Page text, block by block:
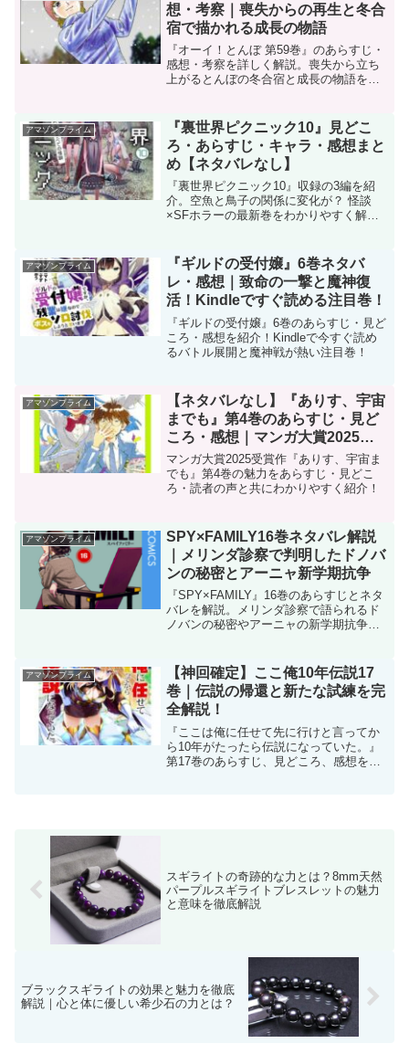
想・考察｜喪失からの再生と冬合
宿で描かれる成長の物語
『オーイ！とんぼ 第59巻』のあらすじ・
感想・考察を詳しく解説。喪失から立ち
上がるとんぼの冬合宿と成長の物語を紹
アマゾンプライム
『裏世界ピクニック10』見どこ
ろ・あらすじ・キャラ・感想まと
め【ネタバレなし】
『裏世界ピクニック10』収録の3編を紹
介。空魚と鳥子の関係に変化が？ 怪談
×SFホラーの最新巻をわかりやすく解
アマゾンプライム
『ギルドの受付嬢』6巻ネタバ
レ・感想｜致命の一撃と魔神復
活！Kindleですぐ読める注目巻！
『ギルドの受付嬢』6巻のあらすじ・見ど
ころ・感想を紹介！Kindleで今すぐ読め
るバトル展開と魔神戦が熱い注目巻！
アマゾンプライム
【ネタバレなし】『ありす、宇宙
までも』第4巻のあらすじ・見ど
ころ・感想｜マンガ大賞2025受
賞作の魅力とは？
マンガ大賞2025受賞作『ありす、宇宙ま
でも』第4巻の魅力をあらすじ・見どこ
ろ・読者の声と共にわかりやすく紹介！
アマゾンプライム
SPY×FAMILY16巻ネタバレ解説
｜メリンダ診察で判明したドノバ
ンの秘密とアーニャ新学期抗争
『SPY×FAMILY』16巻のあらすじとネタ
バレを解説。メリンダ診察で語られるド
ノバンの秘密やアーニャの新学期抗争、
アマゾンプライム
【神回確定】ここ俺10年伝説17
巻｜伝説の帰還と新たな試練を完
全解説！
『ここは俺に任せて先に行けと言ってか
ら10年がたったら伝説になっていた。』
第17巻のあらすじ、見どころ、感想を徹
スギライトの奇跡的な力とは？8mm天然
パープルスギライトブレスレットの魅力
と意味を徹底解説
ブラックスギライトの効果と魅力を徹底
解説｜心と体に優しい希少石の力とは？